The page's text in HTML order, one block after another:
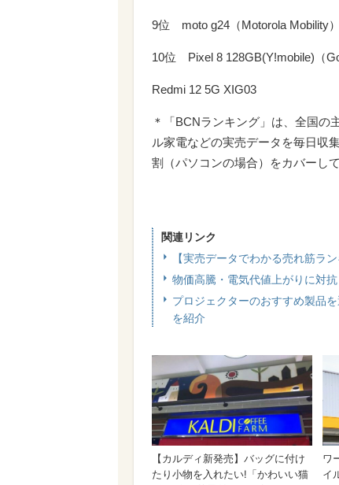
9位 moto g24（Motorola Mobility）
10位 Pixel 8 128GB(Y!mobile)（
Redmi 12 5G XIG03
＊「BCNランキング」は、全国の
ル家電などの実売データを毎日収
割（パソコンの場合）をカバーして
関連リンク
【実売データでわかる売れ筋ラ
物価高騰・電気代値上がりに対
プロジェクターのおすすめ製品
を紹介